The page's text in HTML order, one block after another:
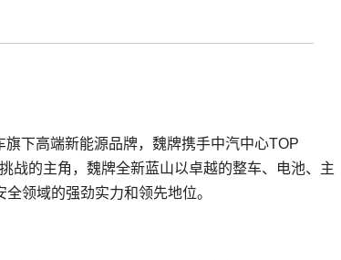
下高端新能源品牌，魏牌携手中汽中心TOP
战的主角，魏牌全新蓝山以卓越的整车、电池、主
领域的强劲实力和领先地位。